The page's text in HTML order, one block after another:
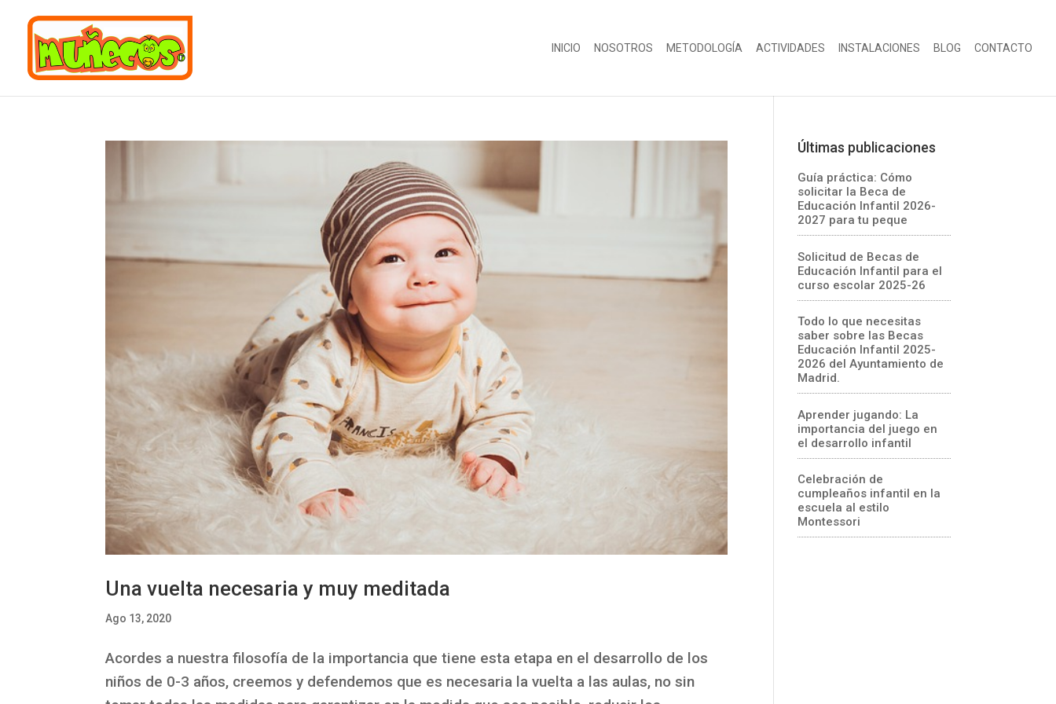
INICIO NOSOTROS METODOLOGÍA ACTIVIDADES INSTALACIONES BLOG CONTACTO
Una vuelta necesaria y muy meditada
Ago 13, 2020
Acordes a nuestra filosofía de la importancia que tiene esta etapa en el desarrollo de los
niños de 0-3 años, creemos y defendemos que es necesaria la vuelta a las aulas, no sin
Últimas publicaciones
Guía práctica: Cómo
solicitar la Beca de
Educación Infantil 2026-
2027 para tu peque
Solicitud de Becas de
Educación Infantil para el
curso escolar 2025-26
Todo lo que necesitas
saber sobre las Becas
Educación Infantil 2025-
2026 del Ayuntamiento de
Madrid.
Aprender jugando: La
importancia del juego en
el desarrollo infantil
Celebración de
cumpleaños infantil en la
escuela al estilo
Montessori